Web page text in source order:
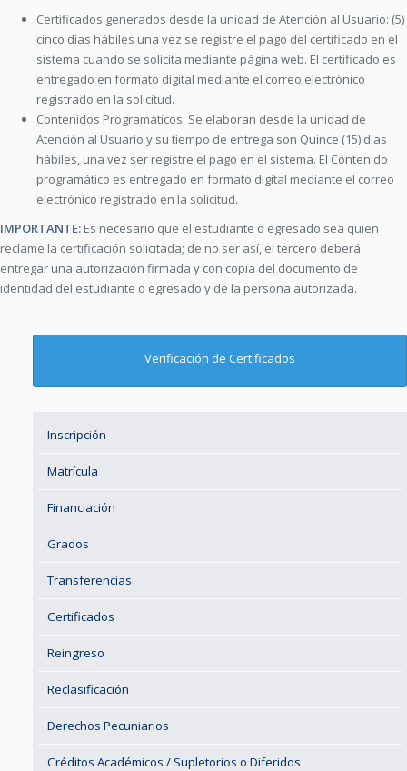
Certificados generados desde la unidad de Atención al Usuario: (5)
cinco días hábiles una vez se registre el pago del certificado en el
sistema cuando se solicita mediante página web. El certificado es
entregado en formato digital mediante el correo electrónico
registrado en la solicitud.
Contenidos Programáticos: Se elaboran desde la unidad de
Atención al Usuario y su tiempo de entrega son Quince (15) días
hábiles, una vez ser registre el pago en el sistema. El Contenido
programático es entregado en formato digital mediante el correo
electrónico registrado en la solicitud.
IMPORTANTE: Es necesario que el estudiante o egresado sea quien
reclame la certificación solicitada; de no ser así, el tercero deberá
entregar una autorización firmada y con copia del documento de
identidad del estudiante o egresado y de la persona autorizada.
Verificación de Certificados
Inscripción
Matrícula
Financiación
Grados
Transferencias
Certificados
Reingreso
Reclasificación
Derechos Pecuniarios
Créditos Académicos / Supletorios o Diferidos